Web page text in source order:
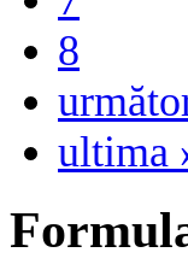
8
ultima